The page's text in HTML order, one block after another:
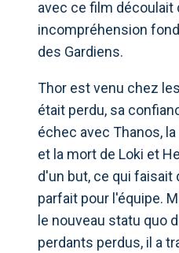
avec ce film découlait
incompréhension
des Gardiens.
Thor est venu chez
était perdu, sa
échec avec Thanos,
et la mort de Loki et
d'un but, ce qui faisait
parfait pour l'équipe.
le nouveau statu quo
perdants perdus, il a